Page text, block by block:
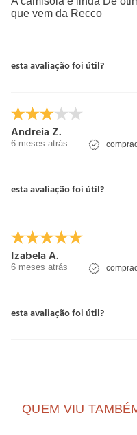
que vem da Recco
esta avaliação foi útil?
Andreia Z.
6 meses atrás
esta avaliação foi útil?
Izabela A.
6 meses atrás
esta avaliação foi útil?
QUEM VIU